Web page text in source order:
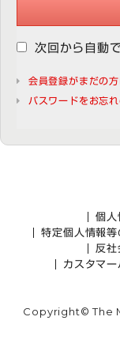
次回から自動
会員登録がまだの
パスワードをお忘
個人
特定個人情報
反社
カスタマ
Copyright© The